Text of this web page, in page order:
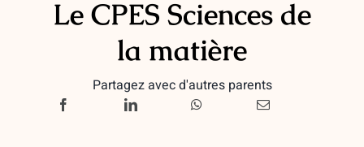
Le CPES Sciences de
la matière
Partagez avec d'autres parents